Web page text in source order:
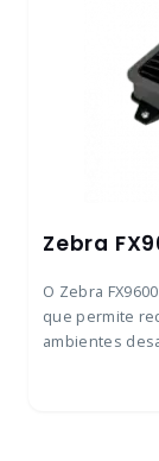
Zebra
O Zebra
que permite
ambientes